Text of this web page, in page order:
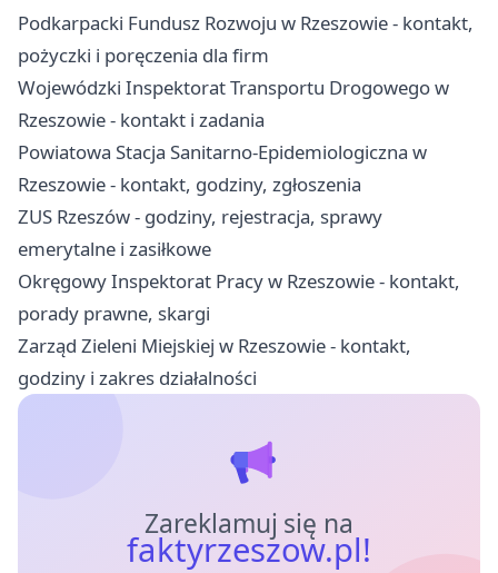
Podkarpacki Fundusz Rozwoju w Rzeszowie - kontakt,
pożyczki i poręczenia dla firm
Wojewódzki Inspektorat Transportu Drogowego w
Rzeszowie - kontakt i zadania
Powiatowa Stacja Sanitarno-Epidemiologiczna w
Rzeszowie - kontakt, godziny, zgłoszenia
ZUS Rzeszów - godziny, rejestracja, sprawy
emerytalne i zasiłkowe
Okręgowy Inspektorat Pracy w Rzeszowie - kontakt,
porady prawne, skargi
Zarząd Zieleni Miejskiej w Rzeszowie - kontakt,
godziny i zakres działalności
Zareklamuj się na
faktyrzeszow.pl!